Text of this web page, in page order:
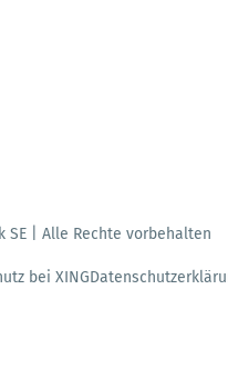
SE | Alle Rechte vorbehalten
bei XING